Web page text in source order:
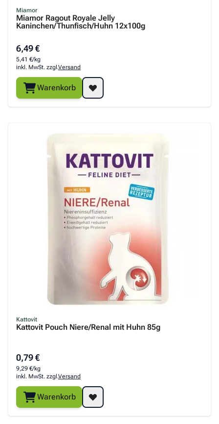
Miamor
Miamor Ragout Royale Jelly
Kaninchen/Thunfisch/Huhn 12x100g
6,49 €
5,41 €/kg
inkl. MwSt. zzgl.Versand
Warenkorb
Kattovit
Kattovit Pouch Niere/Renal mit Huhn 85g
0,79 €
9,29 €/kg
inkl. MwSt. zzgl.Versand
Warenkorb